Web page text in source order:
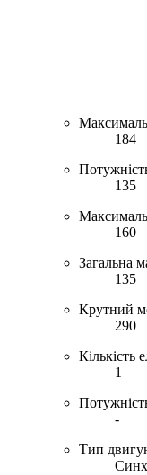
184
135
160
Загальна
135
Крутний
290
Кількість
1
-
Тип